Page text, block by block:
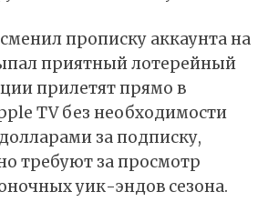
прописку аккаунта на
приятный лотерейный
прилетят прямо в
TV без необходимости
долларами за подписку,
требуют за просмотр
уик-эндов сезона.